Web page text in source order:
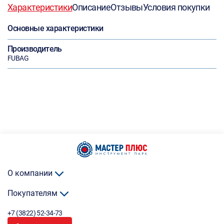
ХарактеристикиОписаниеОтзывыУсловия покупки
Основные характеристики
Производитель
FUBAG
О компании
Покупателям
+7 (3822) 52-34-73